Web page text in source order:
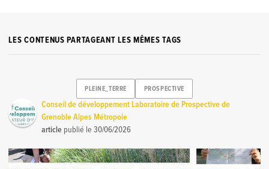
LES CONTENUS PARTAGEANT LES MÊMES TAGS
PLEINE_TERRE PROSPECTIVE
Conseil de développement Laboratoire de Prospective de
Grenoble Alpes Métropole
article publié le30/06/2026